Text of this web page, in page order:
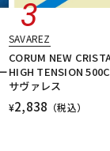
SAVAREZ
CORUM NEW
HIGH TENSION
サヴァレス
¥2,838 （税込）